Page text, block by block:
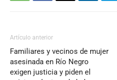
Artículo anterior
Familiares y vecinos de mujer
asesinada en Río Negro
exigen justicia y piden el